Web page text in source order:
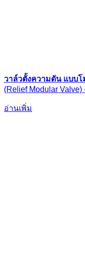
วาล์วตั้งความดัน แบบโ
(Relief Modular
อ่านเพิ่ม